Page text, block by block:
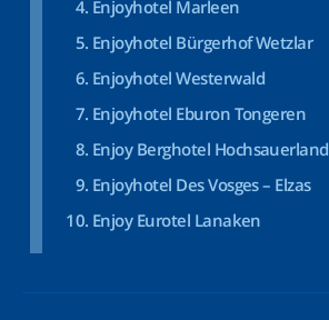
Enjoyhotel Marleen
Enjoyhotel Bürgerhof Wetzlar
Enjoyhotel Westerwald
Enjoyhotel Eburon Tongeren
Enjoy Berghotel Hochsauerland
Enjoyhotel Des Vosges – Elzas
Enjoy Eurotel Lanaken